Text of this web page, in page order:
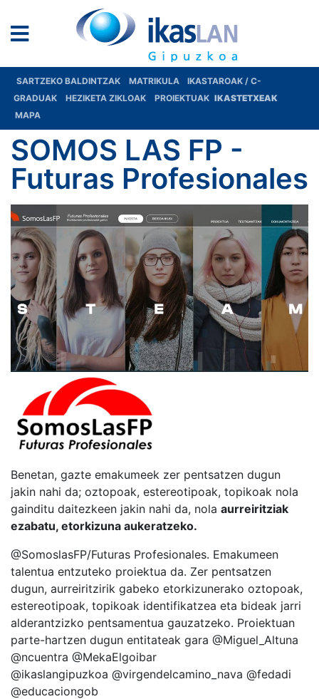
SARTZEKO BALDINTZAK MATRIKULA
IKASTAROAK / C-
GRADUAK
HEZIKETA ZIKLOAK PROIEKTUAK IKASTETXEAK
MAPA
SOMOS LAS FP -
Futuras Profesionales
Benetan, gazte emakumeek zer pentsatzen dugun
jakin nahi da; oztopoak, estereotipoak, topikoak nola
gainditu daitezkeen jakin nahi da, nola aurreiritziak
ezabatu, etorkizuna aukeratzeko.
@SomoslasFP/Futuras Profesionales. Emakumeen
talentua entzuteko proiektua da. Zer pentsatzen
dugun, aurreiritzirik gabeko etorkizunerako oztopoak,
estereotipoak, topikoak identifikatzea eta bideak jarri
alderantzizko pentsamentua gauzatzeko. Proiektuan
parte-hartzen dugun entitateak gara @Miguel_Altuna
@ncuentra @MekaElgoibar
@ikaslangipuzkoa @virgendelcamino_nava @fedadi
@educaciongob